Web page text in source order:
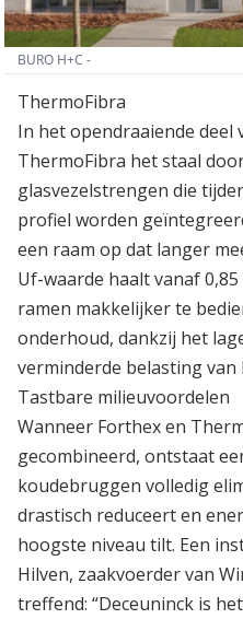
BURO H+C -
ThermoFibra
In het opendraaiende deel
ThermoFibra het staal
glasvezelstrengen die
profiel worden
een raam op dat langer
Uf-waarde haalt vanaf
ramen makkelijker te
onderhoud, dankzij het
verminderde belasting van
Tastbare milieuvoordelen
Wanneer Forthex en
gecombineerd, ontstaat
koudebruggen volledig
drastisch reduceert en
hoogste niveau tilt. Een
Hilven, zaakvoerder van
treffend: “Deceuninck is